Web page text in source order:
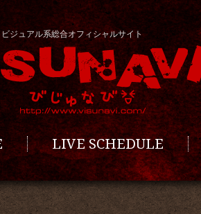
ビジュアル系総合オフィシャルサイト
LIVE SCHEDULE